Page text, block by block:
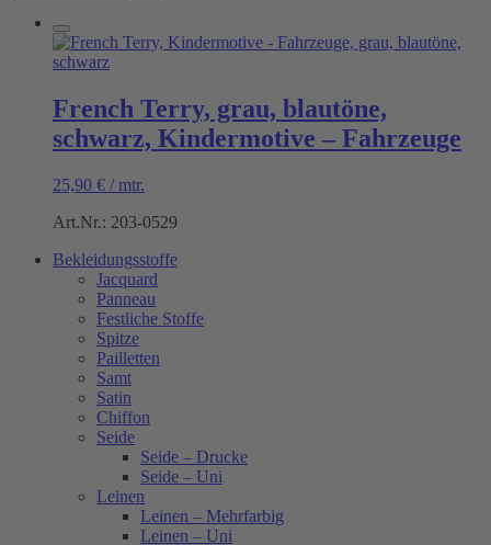
French Terry, grau, blautöne,
schwarz, Kindermotive – Fahrzeuge
25,90 € / mtr.
Art.Nr.: 203-0529
Bekleidungsstoffe
Jacquard
Panneau
Festliche Stoffe
Spitze
Pailletten
Samt
Satin
Chiffon
Seide
Seide – Drucke
Seide – Uni
Leinen
Leinen – Mehrfarbig
Leinen – Uni